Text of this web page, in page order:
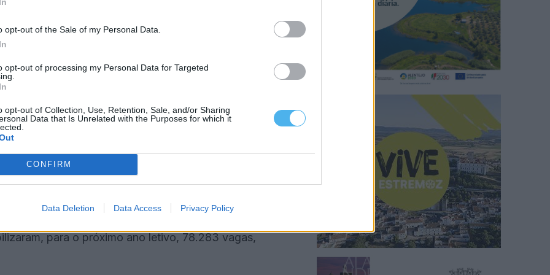
opt-out of the Sale of my Personal Data.
opt-out of processing my Personal Data for Targeted
opt-out of Collection, Use, Retention, Sale, and/or Sharing
Data that Is Unrelated with the Purposes for which it
CONFIRM
Data Deletion Data Access Privacy Policy
Descritiva A e de Desenho A, que não
de junho, começando depois a 2.ª fase, entre 16
uma semana depois, a 20 de julho, começam as
os estudos.
de agosto.
para o próximo ano letivo, 78.283 vagas,